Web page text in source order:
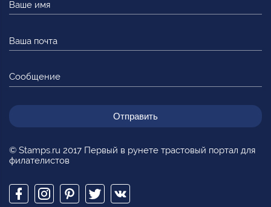
© Stamps.ru 2017 Первый в рунете трастовый портал для
филателистов
имя
почта
Сообщение